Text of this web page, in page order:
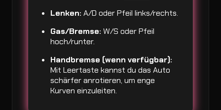
Lenken: A/D oder Pfeil links/rechts.
Gas/Bremse: W/S oder Pfeil
hoch/runter.
Handbremse (wenn verfügbar):
Mit Leertaste kannst du das Auto
schärfer anrotieren, um enge
Kurven einzuleiten.